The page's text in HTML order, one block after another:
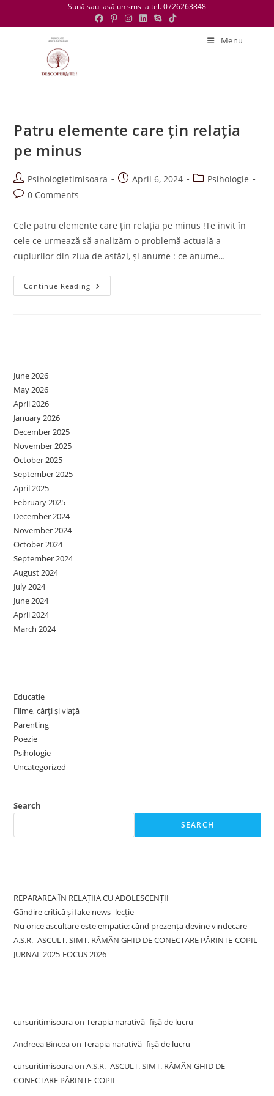
Sună sau lasă un sms la tel. 0726263848
Menu
Patru elemente care țin relația
pe minus
Post
author:
Psihologietimisoara
PostApril 6, 2024
PostPsihologie
Post0 Comments
Cele patru elemente care țin relația pe minus !Te invit în
cele ce urmează să analizăm o problemă actuală a
cuplurilor din ziua de astăzi, și anume : ce anume…
Continue Reading Patru
Elemente
June 2026
May 2026
April 2026
January 2026
December 2025
November 2025
October 2025
September 2025
April 2025
February 2025
December 2024
November 2024
October 2024
September 2024
August 2024
July 2024
June 2024
April 2024
March 2024
Educatie
Filme, cărți și viață
Parenting
Poezie
Psihologie
Uncategorized
Search
SEARCH
REPARAREA ÎN RELAȚIIA CU ADOLESCENȚII
Gândire critică și fake news -lecție
Nu orice ascultare este empatie: când prezența devine vindecare
A.S.R.- ASCULT. SIMT. RĂMÂN GHID DE CONECTARE PĂRINTE-COPIL
JURNAL 2025-FOCUS 2026
cursuritimisoaraonTerapia narativă -fișă de lucru
Andreea BinceaonTerapia narativă -fișă de lucru
cursuritimisoaraonA.S.R.- ASCULT. SIMT. RĂMÂN GHID DE
CONECTARE PĂRINTE-COPIL